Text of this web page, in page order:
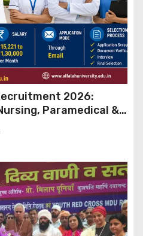
2026:
Paramedical &
Apply Through Email